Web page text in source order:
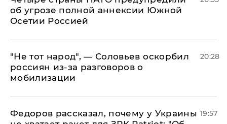
об угрозе полной аннексии Южной
Осетии Россией
​"Не тот народ", — Соловьев оскорбил
россиян из-за разговоров о
мобилизации
20:28
Федоров рассказал, почему у Украины 19:57